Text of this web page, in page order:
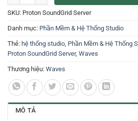
SKU: Proton SoundGrid Server
Danh mục: Phần Mềm & Hệ Thống Studio
Thẻ: hệ thống studio Phần Mềm & Hệ Thống
Proton SoundGrid Server, Waves
Thương hiệu: Waves
MÔ TẢ